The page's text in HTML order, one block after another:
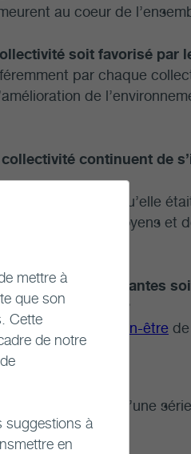
au coeur de
soit favorisé par
par chaque
de
continuent de
démontrer qu’elle
l’intérêt des citoyens et
environnantes
être établies?
de favoriser le bien-être
été réalisées?
l’intermédiaire d’une
mettre à
que son
Cette
de notre
suggestions à
en